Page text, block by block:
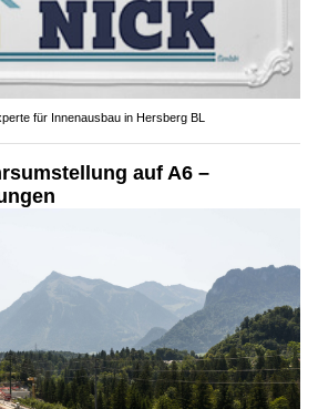
für Innenausbau in Hersberg BL
auf A6 –